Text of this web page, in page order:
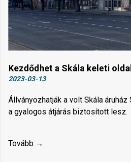
Kezdődhet a Skála keleti
2023-03-13
Állványozhatják a volt Skála
a gyalogos átjárás biztosított lesz.
Tovább →